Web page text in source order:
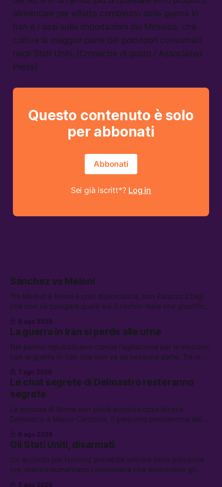
alimentare per effetto combinato della guerra in
Iran e i dazi sulle importazioni dal Messico, che
coltiva la maggior parte dei pomodori consumati
negli Stati Uniti. (Cronache di gusto / Associated
Press)
Questo contenuto è solo
per abbonati
Abbonati
Sei già iscritt*? Log in
Sánchez vs Meloni
Tra Madrid e Roma è crisi diplomatica, con Palazzo Chigi
che non sa spiegare quale sia il rischio reale che giustifica
di difesa tra Arabia Saudita, Pakistan e Turchia, la crisi del
carburante irregolare, e un altro caso di IA ribelle
8 ago 2026
La guerra in Iran si perde alle urne
Nel partito repubblicano cresce l’agitazione per le elezioni,
con la guerra in Iran che non va da nessuna parte. Tra le
lavoro, Schlein prova a mettere in sicurezza la coalizione, e
che cos’è lo “Spiralismo,” la religione degli agenti IA
7 ago 2026
Le chat segrete di Delmastro resteranno
segrete
La procura di Roma non potrà scoprire cosa diceva
Delmastro a Mauro Caroccia, il presunto prestanome del
attacchi in Libano, il governo chiederà 36 miliardi di
flessibilità in armi e energia, e Grokipedia è già stata
abbandonata
6 ago 2026
Gli Stati Uniti, disarmati
Un accordo per Hormuz potrebbe arrivare nelle prossime
ore, mentre aumentano i retroscena che descrivono gli
5 ago 2026